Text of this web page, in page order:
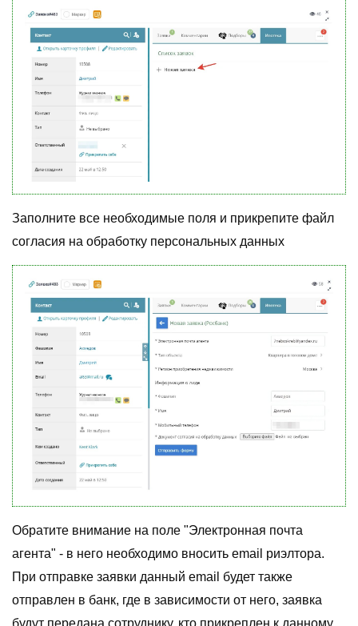
Заполните все необходимые поля и прикрепите файл
согласия на обработку персональных данных
Обратите внимание на поле "Электронная почта
агента" - в него необходимо вносить email риэлтора.
При отправке заявки данный email будет также
отправлен в банк, где в зависимости от него, заявка
будут передана сотруднику, кто прикреплен к данному